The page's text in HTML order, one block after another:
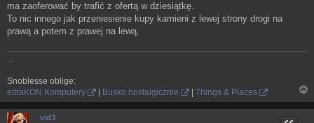
ma zaoferować by trafić z ofertą w dziesiątkę.
To nic innego jak przeniesienie kupy kamieni z lewej strony drogi na
prawą a potem z prawej na lewą.
...
Snoblesse oblige:
eltraKON Komputery
Busko nostalgicznie Things & Places
a
vid3